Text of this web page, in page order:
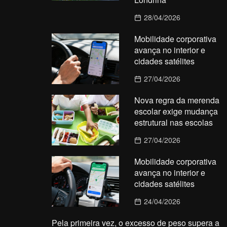
28/04/2026
Mobilidade corporativa
avança no interior e
cidades satélites
27/04/2026
Nova regra da merenda
escolar exige mudança
estrutural nas escolas
27/04/2026
Mobilidade corporativa
avança no interior e
cidades satélites
24/04/2026
Pela primeira vez, o excesso de peso supera a